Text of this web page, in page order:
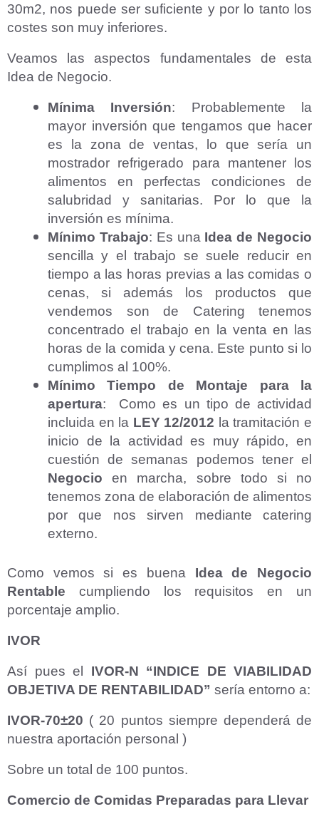
30m2, nos puede ser suficiente y por lo tanto los
costes son muy inferiores.
Veamos las aspectos fundamentales de esta
Idea de Negocio.
Mínima Inversión: Probablemente la
mayor inversión que tengamos que hacer
es la zona de ventas, lo que sería un
mostrador refrigerado para mantener los
alimentos en perfectas condiciones de
salubridad y sanitarias. Por lo que la
inversión es mínima.
Mínimo Trabajo: Es una Idea de Negocio
sencilla y el trabajo se suele reducir en
tiempo a las horas previas a las comidas o
cenas, si además los productos que
vendemos son de Catering tenemos
concentrado el trabajo en la venta en las
horas de la comida y cena. Este punto si lo
cumplimos al 100%.
Mínimo Tiempo de Montaje para la
apertura: Como es un tipo de actividad
incluida en la LEY 12/2012 la tramitación e
inicio de la actividad es muy rápido, en
cuestión de semanas podemos tener el
Negocio en marcha, sobre todo si no
tenemos zona de elaboración de alimentos
por que nos sirven mediante catering
externo.
Como vemos si es buena Idea de Negocio
Rentable cumpliendo los requisitos en un
porcentaje amplio.
IVOR
Así pues el IVOR-N “INDICE DE VIABILIDAD
OBJETIVA DE RENTABILIDAD” sería entorno a:
IVOR-70±20 ( 20 puntos siempre dependerá de
nuestra aportación personal )
Sobre un total de 100 puntos.
Comercio de Comidas Preparadas para Llevar